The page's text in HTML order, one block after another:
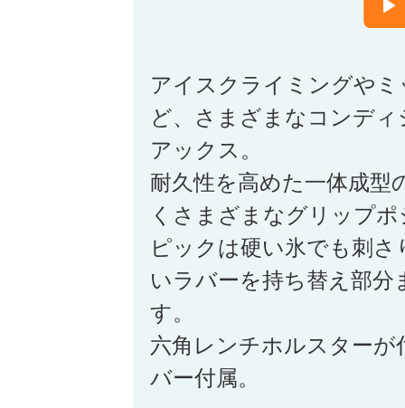
アイスクライミングや
ど、さまざまなコンデ
アックス。
耐久性を高めた一体成型
くさまざまなグリップ
ピックは硬い氷でも刺
いラバーを持ち替え部
す。
六角レンチホルスター
バー付属。